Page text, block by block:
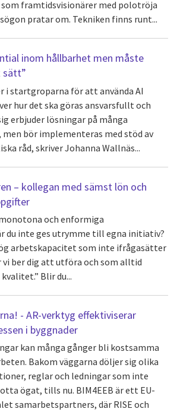
framtidsvisionärer med polotröja
pratar om. Tekniken finns runt...
inom hållbarhet men måste
sätt”
i startgroparna för att använda AI
hur det ska göras ansvarsfullt och
erbjuder lösningar på många
bör implementeras med stöd av
råd, skriver Johanna Wallnäs...
– kollegan med sämst lön och
och enformiga
du inte ges utrymme till egna initiativ?
arbetskapacitet som inte ifrågasätter
vi ber dig att utföra och som alltid
Blir du...
- AR-verktyg effektiviserar
i byggnader
kan många gånger bli kostsamma
Bakom väggarna döljer sig olika
reglar och ledningar som inte
ögat, tills nu. BIM4EEB är ett EU-
samarbetspartners, där RISE och